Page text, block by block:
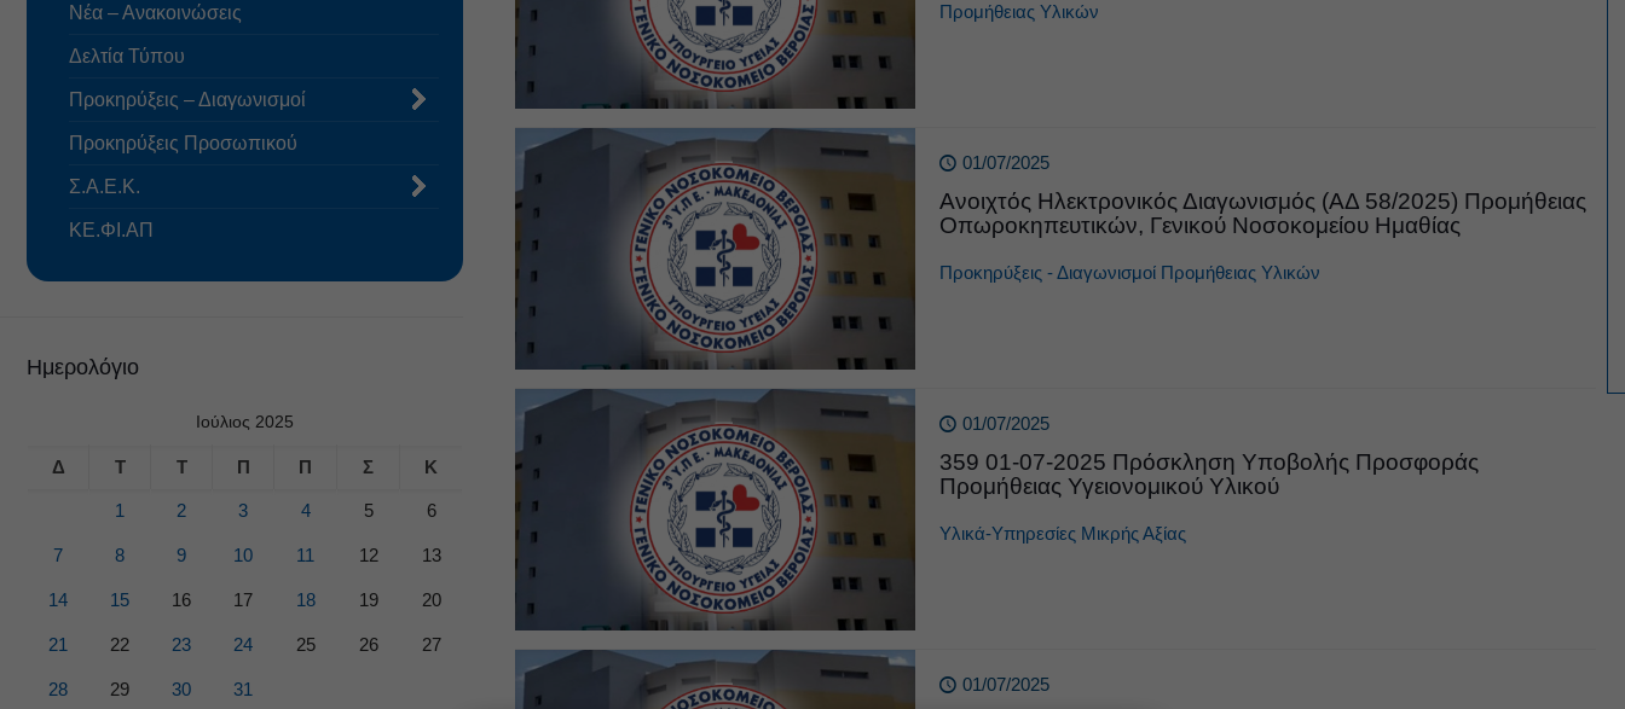
Προμήθειας Υλικών
01/07/2025
Ανοιχτός Ηλεκτρονικός Διαγωνισμός (ΑΔ 58/2025) Προμήθειας
Οπωροκηπευτικών, Γενικού Νοσοκομείου Ημαθίας
Προκηρύξεις - Διαγωνισμοί Προμήθειας Υλικών
01/07/2025
359 01-07-2025 Πρόσκληση Υποβολής Προσφοράς
Προμήθειας Υγειονομικού Υλικού
Υλικά-Υπηρεσίες Μικρής Αξίας
01/07/2025
Νέα – Ανακοινώσεις
Δελτία Τύπου
Προκηρύξεις – Διαγωνισμοί
Προκηρύξεις Προσωπικού
Σ.Α.Ε.Κ.
ΚΕ.ΦΙ.ΑΠ
Ημερολόγιο
Ιούλιος 2025
Δ Τ Τ Π Π Σ Κ
1 2 3 4 5 6
7 8 9 10 11 12 13
14 15 16 17 18 19 20
21 22 23 24 25 26 27
28 29 30 31